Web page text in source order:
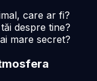
care ar fi?
despre tine?
mare secret?